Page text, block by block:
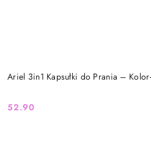
Ariel 3in1 Kapsułki do Prania –
Cena:
52.90